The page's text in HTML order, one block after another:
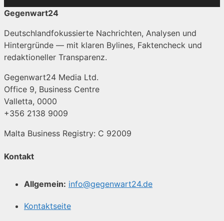
Gegenwart24
Deutschlandfokussierte Nachrichten, Analysen und
Hintergründe — mit klaren Bylines, Faktencheck und
redaktioneller Transparenz.
Gegenwart24 Media Ltd.
Office 9, Business Centre
Valletta, 0000
+356 2138 9009
Malta Business Registry: C 92009
Kontakt
Allgemein: info@gegenwart24.de
Kontaktseite